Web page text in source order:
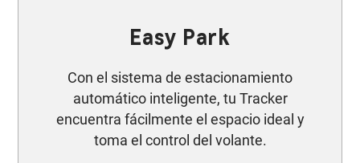
Easy Park
Con el sistema de estacionamiento
automático inteligente, tu Tracker
encuentra fácilmente el espacio ideal y
toma el control del volante.